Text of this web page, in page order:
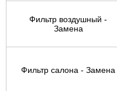
Фильтр воздушный -
Замена
Фильтр салона - Замена